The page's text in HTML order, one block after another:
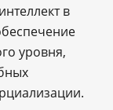
в
уровня,